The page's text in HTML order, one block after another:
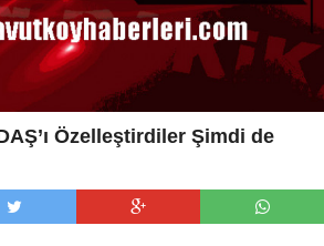
Özelleştirdiler Şimdi de